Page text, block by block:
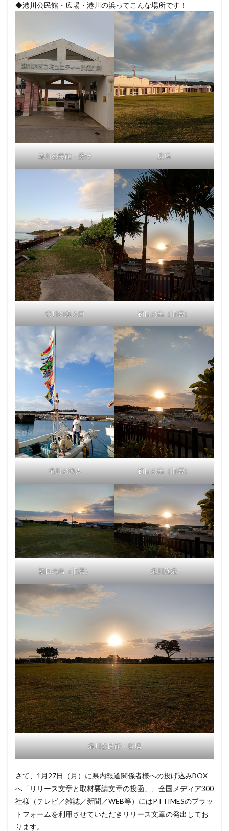
◆港川公民館・広場・港川の浜ってこんな場所です！
港川公民館・受付 広場
港川の浜入口 初日の出（旧暦）
港川の海人 初日の出（旧暦）
初日の出（旧暦） 港川漁港
港川公民館・広場
さて、1月27日（月）に県内報道関係者様への投げ込みBOX
へ「リリース文章と取材要請文章の投函」、全国メディア300
社様（テレビ／雑誌／新聞／WEB等）にはPTTIMESのプラッ
トフォームを利用させていただきリリース文章の発出してお
ります。